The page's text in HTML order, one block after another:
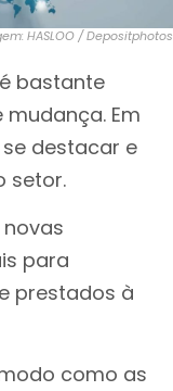
HASLOO / Depositphotos
bastante
Em
destacar e
setor.
para
prestados à
como as